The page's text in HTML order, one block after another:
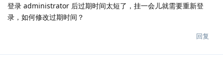
登录 administrator 后过期时间太短了，挂一会儿就需要重新登
录，如何修改过期时间？
回复